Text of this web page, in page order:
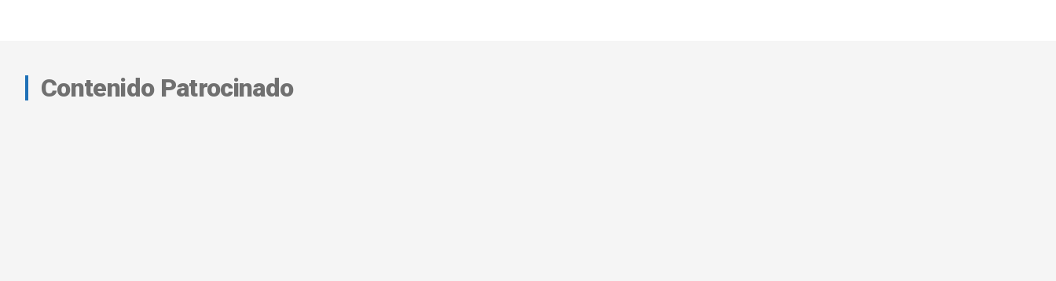
Contenido Patrocinado